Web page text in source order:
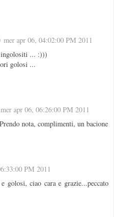
mer apr 06, 04:02:00 PM 2011
... :)))
golosi ...
mer apr 06, 06:26:00 PM 2011
nota, complimenti, un bacione
PM 2011
golosi, ciao cara e grazie...peccato